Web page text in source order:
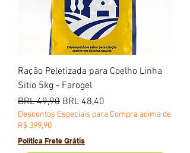
Ração Peletizada para Coelho Linha
Sitio 5kg - Farogel
Precio
BRL 49,90 Precio de oferta
BRL 48,40
Descontos Especiais para Compra acima de
R$ 399,90
Política Frete Grátis